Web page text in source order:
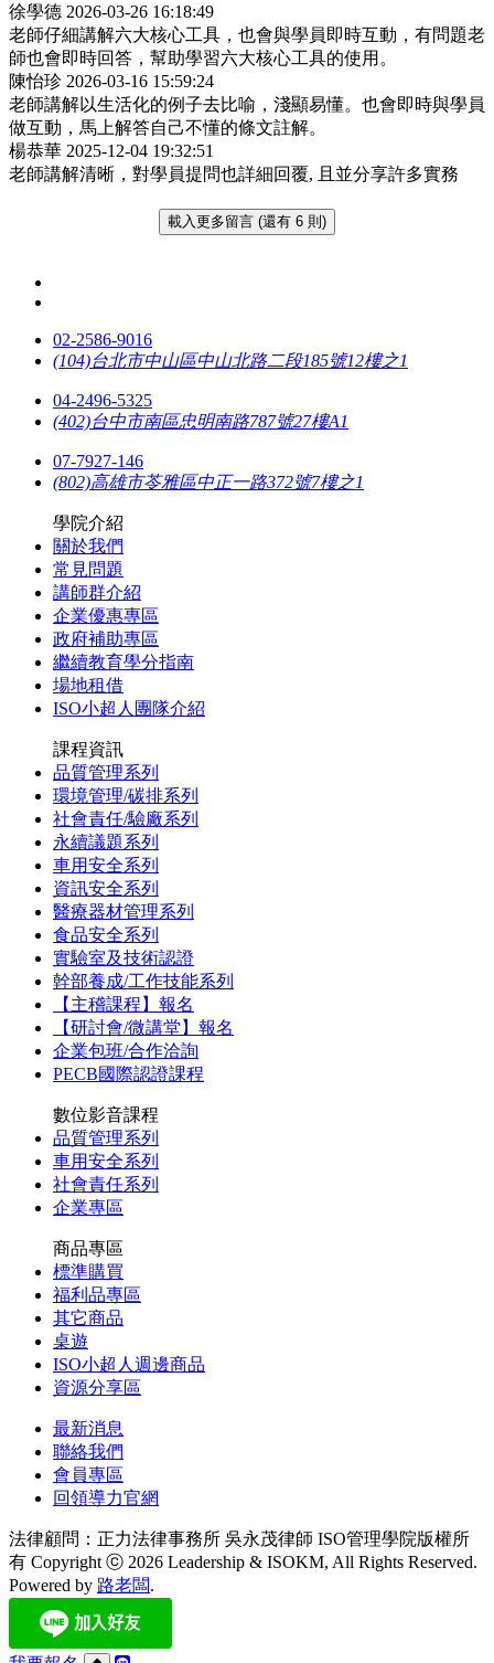
徐學德 2026-03-26 16:18:49
老師仔細講解六大核心工具，也會與學員即時互動，有問題老
師也會即時回答，幫助學習六大核心工具的使用。
陳怡珍 2026-03-16 15:59:24
老師講解以生活化的例子去比喻，淺顯易懂。也會即時與學員
做互動，馬上解答自己不懂的條文註解。
楊恭華 2025-12-04 19:32:51
老師講解清晰，對學員提問也詳細回覆, 且並分享許多實務
載入更多留言 (還有 6 則)
02-2586-9016
(104)台北市中山區中山北路二段185號12樓之1
04-2496-5325
(402)台中市南區忠明南路787號27樓A1
07-7927-146
(802)高雄市苓雅區中正一路372號7樓之1
學院介紹
關於我們
常見問題
講師群介紹
企業優惠專區
政府補助專區
繼續教育學分指南
場地租借
ISO小超人團隊介紹
課程資訊
品質管理系列
環境管理/碳排系列
社會責任/驗廠系列
永續議題系列
車用安全系列
資訊安全系列
醫療器材管理系列
食品安全系列
實驗室及技術認證
幹部養成/工作技能系列
【主稽課程】報名
【研討會/微講堂】報名
企業包班/合作洽詢
PECB國際認證課程
數位影音課程
品質管理系列
車用安全系列
社會責任系列
企業專區
商品專區
標準購買
福利品專區
其它商品
桌遊
ISO小超人週邊商品
資源分享區
最新消息
聯絡我們
會員專區
回領導力官網
法律顧問：正力法律事務所 吳永茂律師 ISO管理學院版權所
有 Copyright ⓒ 2026 Leadership & ISOKM, All Rights Reserved.
Powered by 路老闆.